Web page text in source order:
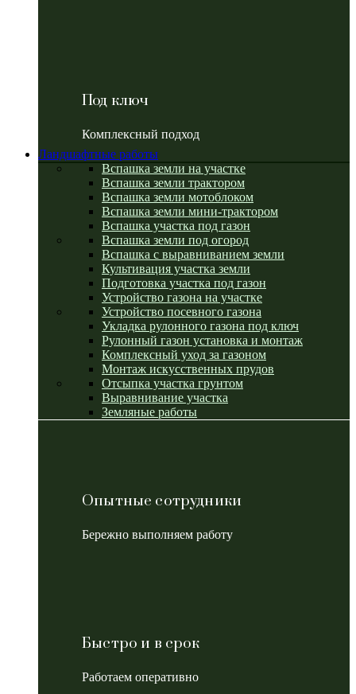
Под ключ
Комплексный подход
Ландшафтные работы
Вспашка земли на участке
Вспашка земли трактором
Вспашка земли мотоблоком
Вспашка земли мини-трактором
Вспашка участка под газон
Вспашка земли под огород
Вспашка с выравниванием земли
Культивация участка земли
Подготовка участка под газон
Устройство газона на участке
Устройство посевного газона
Укладка рулонного газона под ключ
Рулонный газон установка и монтаж
Комплексный уход за газоном
Монтаж искусственных прудов
Отсыпка участка грунтом
Выравнивание участка
Земляные работы
Опытные сотрудники
Бережно выполняем работу
Быстро и в срок
Работаем оперативно